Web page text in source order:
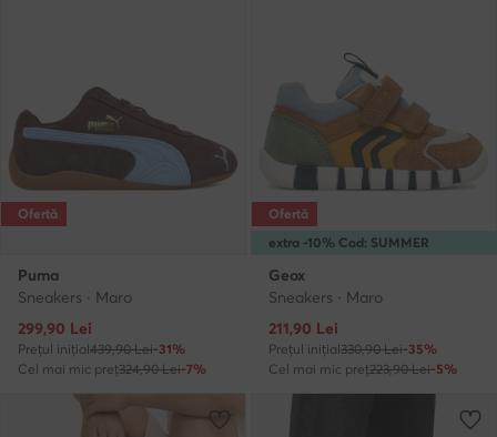
Ofertă
Puma
Sneakers · Maro
Prețul actual
299,90 Lei
Prețul inițial439,90 Lei-31%
Cel mai mic preț324,90 Lei-7%
extra -10% Cod: SUMMER
Ofertă
Geox
Sneakers · Maro
Prețul actual
211,90 Lei
Prețul inițial330,90 Lei-35%
Cel mai mic preț223,90 Lei-5%